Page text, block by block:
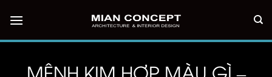
qua
nội
MỆNH KIM HỢP MÀU GÌ –